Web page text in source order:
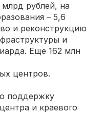
млрд рублей, на
– 5,6
и реконструкцию
и
Еще 162 млн
центров.
поддержку
и краевого